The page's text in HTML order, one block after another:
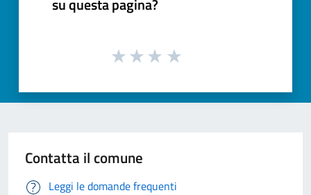
su questa pagina?
Contatta il comune
Leggi le domande frequenti